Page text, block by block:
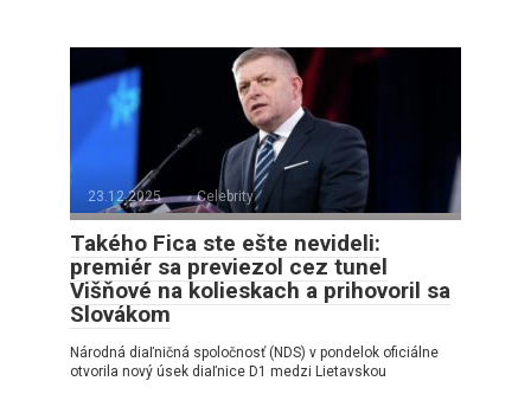
23.12.2025 Celebrity
Takého Fica ste ešte nevideli:
premiér sa previezol cez tunel
Višňové na kolieskach a prihovoril sa
Slovákom
Národná diaľničná spoločnosť (NDS) v pondelok oficiálne
otvorila nový úsek diaľnice D1 medzi Lietavskou